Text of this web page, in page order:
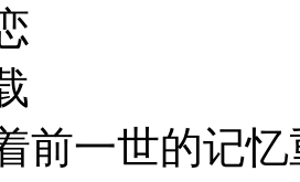
前一世的记